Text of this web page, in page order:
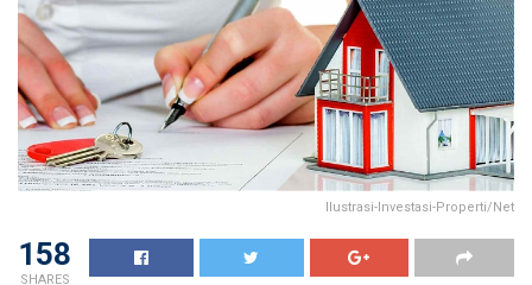
Ilustrasi-Investasi-Properti/Net
158
SHARES